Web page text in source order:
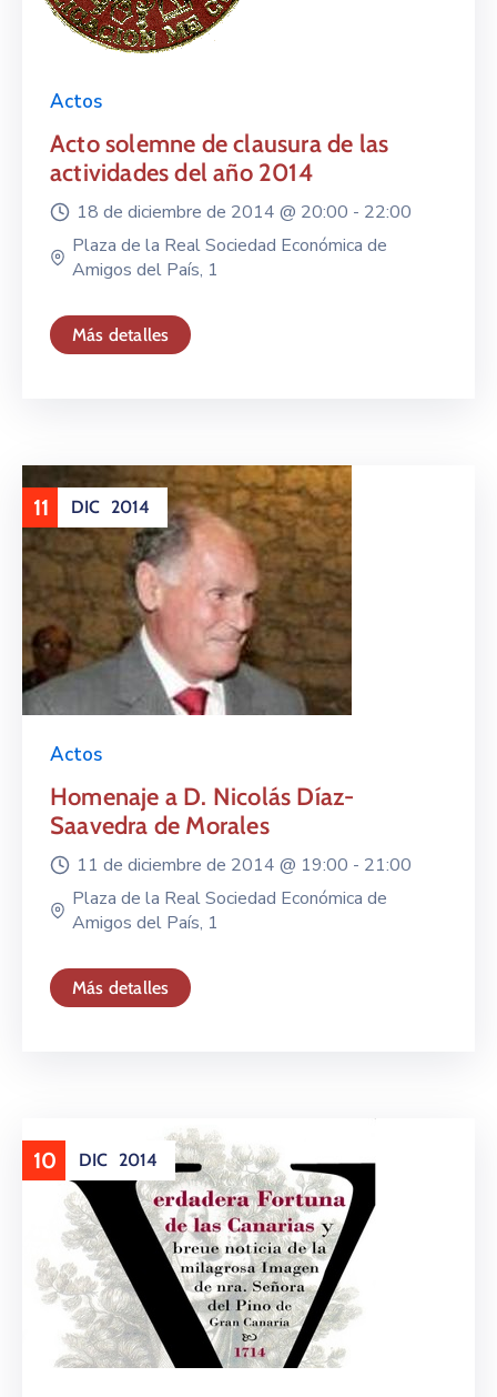
Actos
Acto solemne de clausura de las
actividades del año 2014
18 de diciembre de 2014 @ 20:00 - 22:00
Plaza de la Real Sociedad Económica de
Amigos del País, 1
Más detalles
11 DIC 2014
Actos
Homenaje a D. Nicolás Díaz-
Saavedra de Morales
11 de diciembre de 2014 @ 19:00 - 21:00
Plaza de la Real Sociedad Económica de
Amigos del País, 1
Más detalles
10 DIC 2014